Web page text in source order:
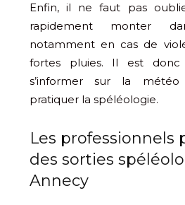
Enfin, il ne faut pas
rapidement monter
notamment en cas de
fortes pluies. Il est donc
s’informer sur la
pratiquer la spéléologie.
Les professionnels
des sorties
Annecy